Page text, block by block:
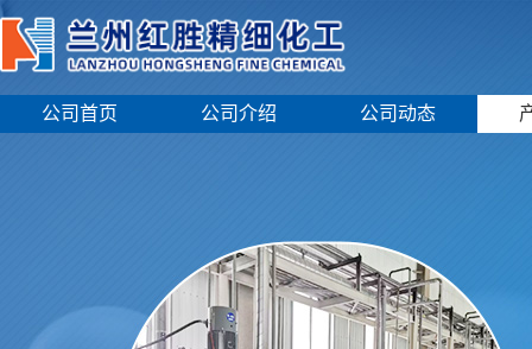
公司首页 公司介绍 公司动态